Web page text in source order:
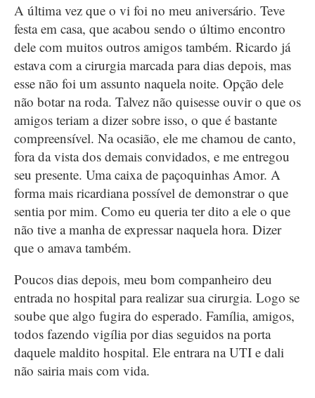
A última vez que o vi foi no meu aniversário. Teve
festa em casa, que acabou sendo o último encontro
dele com muitos outros amigos também. Ricardo já
estava com a cirurgia marcada para dias depois, mas
esse não foi um assunto naquela noite. Opção dele
não botar na roda. Talvez não quisesse ouvir o que os
amigos teriam a dizer sobre isso, o que é bastante
compreensível. Na ocasião, ele me chamou de canto,
fora da vista dos demais convidados, e me entregou
seu presente. Uma caixa de paçoquinhas Amor. A
forma mais ricardiana possível de demonstrar o que
sentia por mim. Como eu queria ter dito a ele o que
não tive a manha de expressar naquela hora. Dizer
que o amava também.
Poucos dias depois, meu bom companheiro deu
entrada no hospital para realizar sua cirurgia. Logo se
soube que algo fugira do esperado. Família, amigos,
todos fazendo vigília por dias seguidos na porta
daquele maldito hospital. Ele entrara na UTI e dali
não sairia mais com vida.